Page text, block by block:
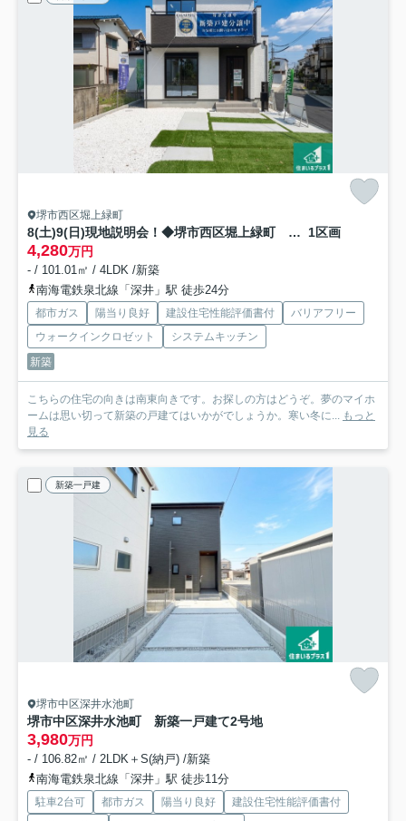
堺市西区堀上緑町
8(土)9(日)現地説明会！◆堺市西区堀上緑町 限定1邸 1区画
4,280万円
- / 101.01㎡ / 4LDK /新築
南海電鉄泉北線「深井」駅 徒歩24分
都市ガス 陽当り良好 建設住宅性能評価書付
バリアフリー
ウォークインクロゼット
システムキッチン
新築
こちらの住宅の向きは南東向きです。お探しの方はどうぞ。夢のマイホ
ームは思い切って新築の戸建てはいかがでしょうか。寒い冬に...
もっと
見る
新築一戸建
堺市中区深井水池町
堺市中区深井水池町 新築一戸建て2号地
3,980万円
- / 106.82㎡ / 2LDK＋S(納戸) /新築
南海電鉄泉北線「深井」駅 徒歩11分
駐車2台可 都市ガス 陽当り良好
建設住宅性能評価書付